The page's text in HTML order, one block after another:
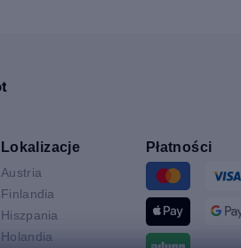
Lokalizacje
Austria
Finlandia
Hiszpania
Holandia
Płatności